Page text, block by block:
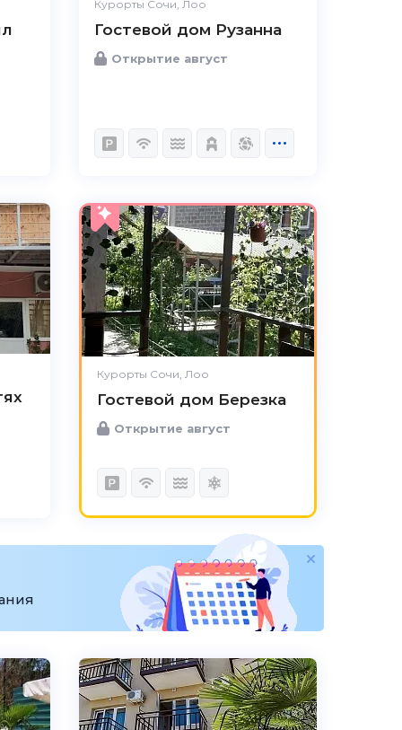
Курорты Сочи, Лоо
Гостевой дом Рузанна
Открытие август
Курорты Сочи, Лоо
Гостевой дом Березка
Открытие август
5.0 Чистота Великолепно
Комфорт Великолепно